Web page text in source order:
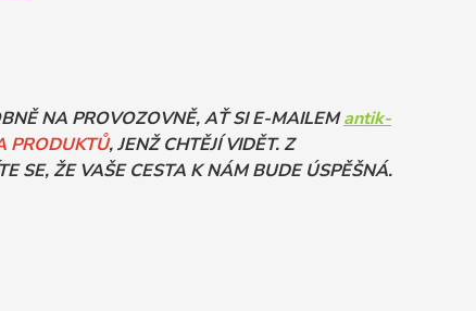
NA PROVOZOVNĚ, AŤ SI E-MAILEMantik-
PRODUKTŮ, JENŽ CHTĚJÍ VIDĚT. Z
SE, ŽE VAŠE CESTA K NÁM BUDE ÚSPĚŠNÁ.